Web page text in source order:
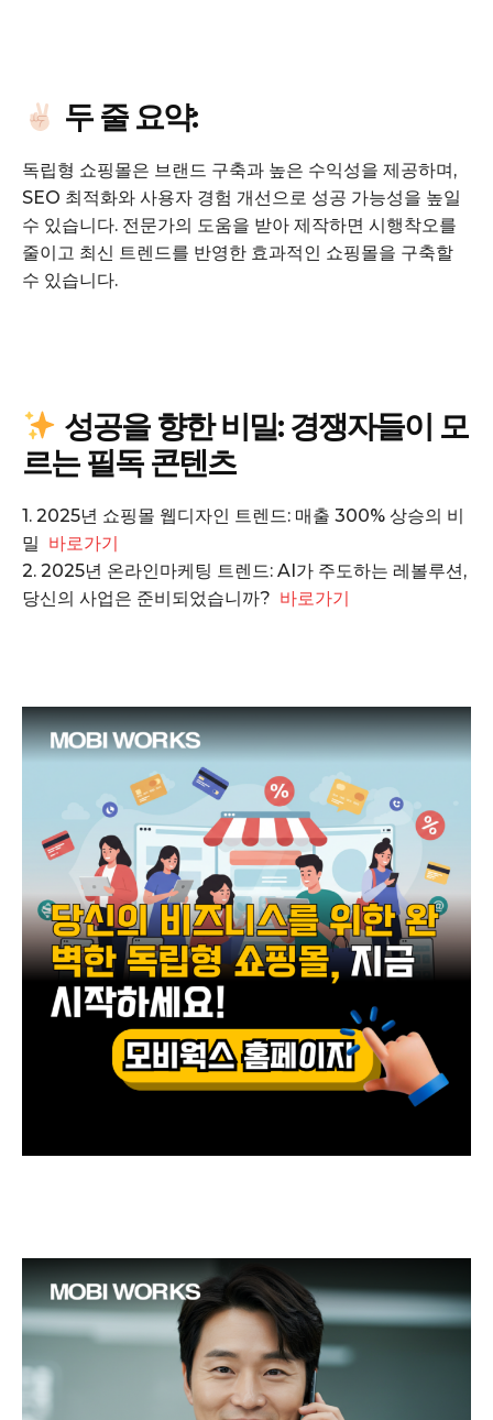
Company
마이페이지
광고 및 제휴문의
개인정보취급방침
청소년보호정책
두 줄 요약:
독립형 쇼핑몰은 브랜드 구축과 높은 수익성을 제공하며,
SEO 최적화와 사용자 경험 개선으로 성공 가능성을 높일
수 있습니다. 전문가의 도움을 받아 제작하면 시행착오를
줄이고 최신 트렌드를 반영한 효과적인 쇼핑몰을 구축할
수 있습니다.
성공을 향한 비밀: 경쟁자들이 모
르는 필독 콘텐츠
1. 2025년 쇼핑몰 웹디자인 트렌드: 매출 300% 상승의 비
밀 바로가기
2. 2025년 온라인마케팅 트렌드: AI가 주도하는 레볼루션,
당신의 사업은 준비되었습니까? 바로가기